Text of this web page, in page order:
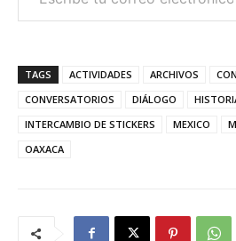
TAGS ACTIVIDADES ARCHIVOS
CONVERSATORIOS
DIÁLOGO
INTERCAMBIO DE STICKERS
MEXICO
OAXACA